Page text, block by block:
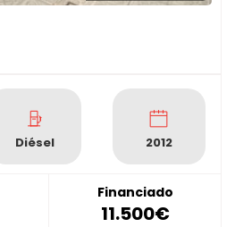
Diésel 2012
Financiado
11.500€